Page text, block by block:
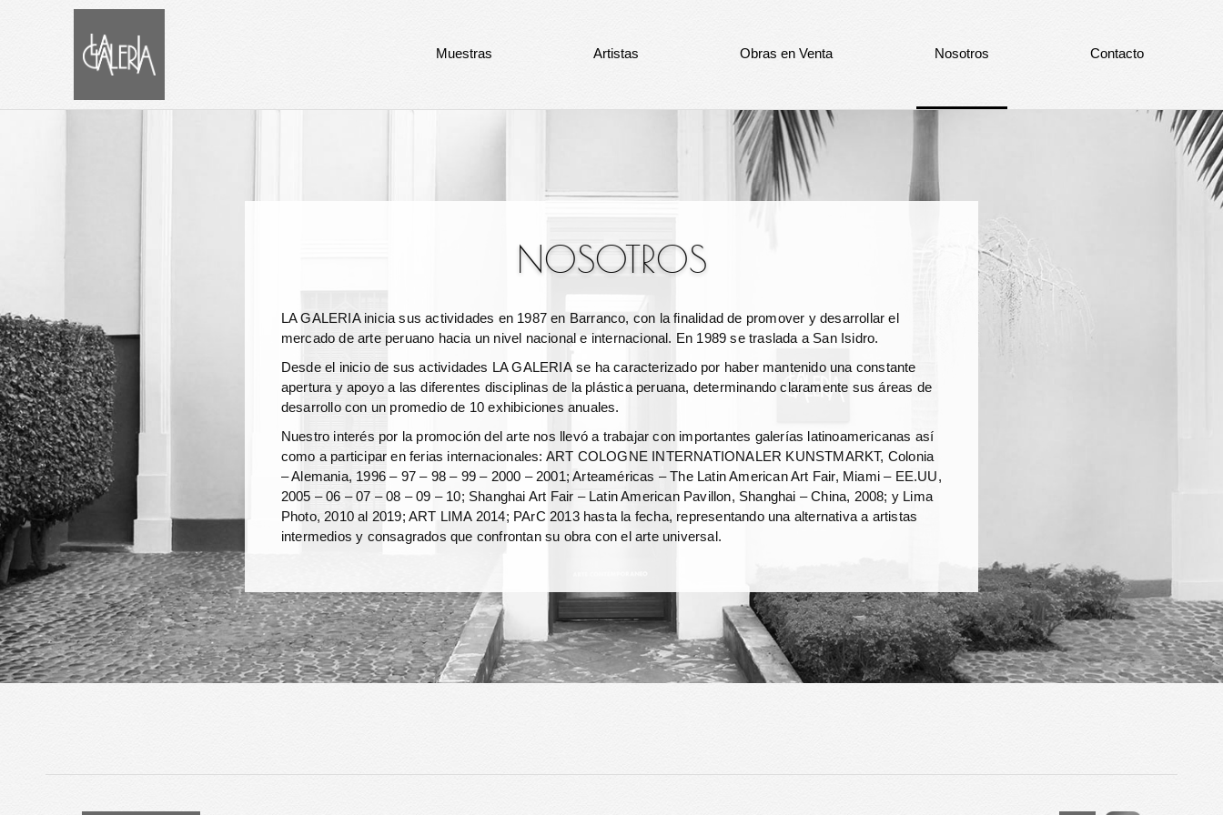
Muestras Artistas Obras en Venta Nosotros Contacto
NOSOTROS
LA GALERIA inicia sus actividades en 1987 en Barranco, con la finalidad de promover y desarrollar el
mercado de arte peruano hacia un nivel nacional e internacional. En 1989 se traslada a San Isidro.
Desde el inicio de sus actividades LA GALERIAse ha caracterizado por haber mantenido una constante
apertura y apoyo a las diferentes disciplinas de la plástica peruana, determinando claramente sus áreas de
desarrollo con un promedio de 10 exhibiciones anuales.
Nuestro interés por la promoción del arte nos llevó a trabajar con importantes galerías latinoamericanas así
como a participar en ferias internacionales: ART COLOGNE INTERNATIONALER KUNSTMARKT, Colonia
– Alemania, 1996 – 97 – 98 – 99 – 2000 – 2001; Arteaméricas – The Latin American Art Fair, Miami – EE.UU,
2005 – 06 – 07 – 08 – 09 – 10; Shanghai Art Fair – Latin American Pavillon, Shanghai – China, 2008; y Lima
Photo, 2010 al 2019; ART LIMA 2014; PArC 2013 hasta la fecha, representando una alternativa a artistas
intermedios y consagrados que confrontan su obra con el arte universal.